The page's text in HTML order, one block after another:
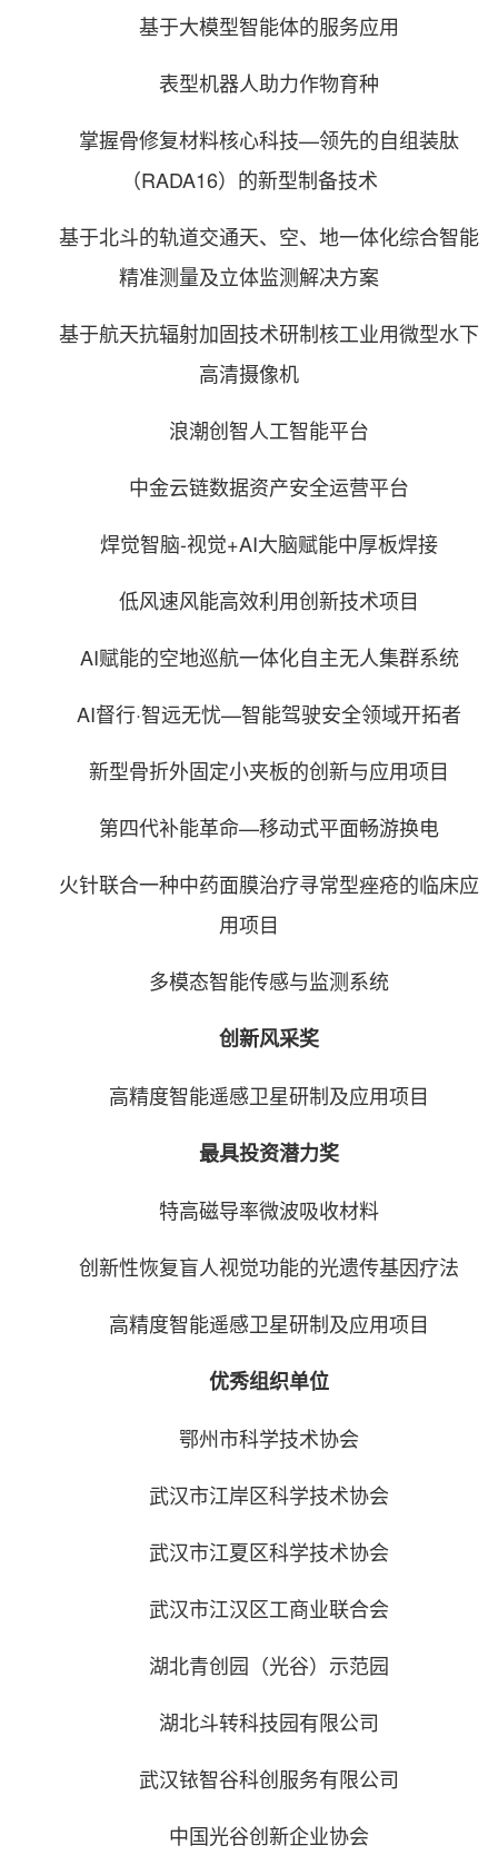
基于大模型智能体的服务应用
表型机器人助力作物育种
掌握骨修复材料核心科技—领先的自组装肽
（RADA16）的新型制备技术
基于北斗的轨道交通天、空、地一体化综合智能
精准测量及立体监测解决方案
基于航天抗辐射加固技术研制核工业用微型水下
高清摄像机
浪潮创智人工智能平台
中金云链数据资产安全运营平台
焊觉智脑-视觉+AI大脑赋能中厚板焊接
低风速风能高效利用创新技术项目
AI赋能的空地巡航一体化自主无人集群系统
AI督行·智远无忧—智能驾驶安全领域开拓者
新型骨折外固定小夹板的创新与应用项目
第四代补能革命—移动式平面畅游换电
火针联合一种中药面膜治疗寻常型痤疮的临床应
用项目
多模态智能传感与监测系统
创新风采奖
高精度智能遥感卫星研制及应用项目
最具投资潜力奖
特高磁导率微波吸收材料
创新性恢复盲人视觉功能的光遗传基因疗法
高精度智能遥感卫星研制及应用项目
优秀组织单位
鄂州市科学技术协会
武汉市江岸区科学技术协会
武汉市江夏区科学技术协会
武汉市江汉区工商业联合会
湖北青创园（光谷）示范园
湖北斗转科技园有限公司
武汉铱智谷科创服务有限公司
中国光谷创新企业协会